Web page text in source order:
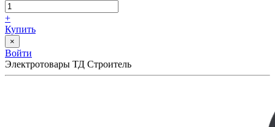
+
Купить
×
Войти
Электротовары ТД Строитель